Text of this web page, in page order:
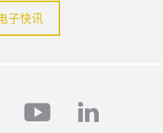
子快讯
youtube